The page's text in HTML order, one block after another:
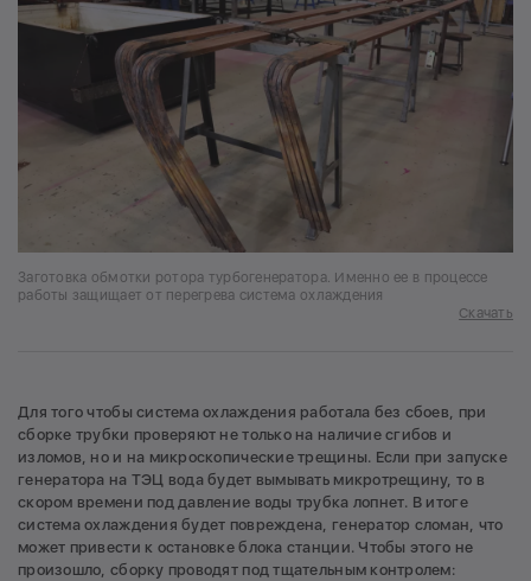
Заготовка обмотки ротора турбогенератора. Именно ее в процессе
работы защищает от перегрева система охлаждения
Скачать
Для того чтобы система охлаждения работала без сбоев, при
сборке трубки проверяют не только на наличие сгибов и
изломов, но и на микроскопические трещины. Если при запуске
генератора на ТЭЦ вода будет вымывать микротрещину, то в
скором времени под давление воды трубка лопнет. В итоге
система охлаждения будет повреждена, генератор сломан, что
может привести к остановке блока станции. Чтобы этого не
произошло, сборку проводят под тщательным контролем: